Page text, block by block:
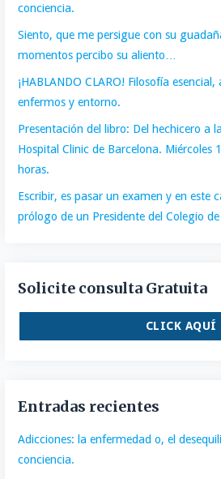
conciencia.
Siento, que me persigue con su
momentos percibo su aliento…
¡HABLANDO CLARO! Filosofía
enfermos y entorno.
Presentación del libro: Del hechicero a
Hospital Clinic de Barcelona. Miércoles
horas.
Escribir, es pasar un examen y en este
prólogo de un Presidente del Colegio
Solicite consulta Gratuita
CLICK AQUÍ
Entradas recientes
Adicciones: la enfermedad o, el
conciencia.